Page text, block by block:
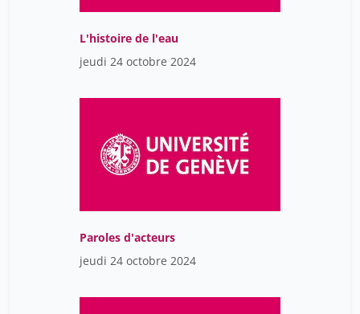
L'histoire de l'eau
jeudi 24 octobre 2024
Paroles d'acteurs
jeudi 24 octobre 2024